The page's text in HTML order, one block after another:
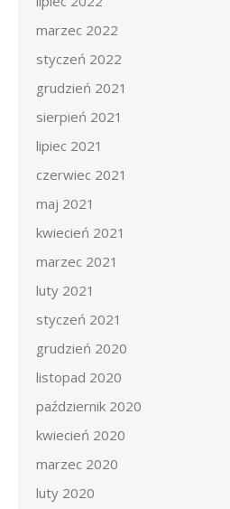
marzec 2022
styczeń 2022
grudzień 2021
sierpień 2021
lipiec 2021
czerwiec 2021
maj 2021
kwiecień 2021
marzec 2021
luty 2021
styczeń 2021
grudzień 2020
listopad 2020
październik 2020
kwiecień 2020
marzec 2020
luty 2020